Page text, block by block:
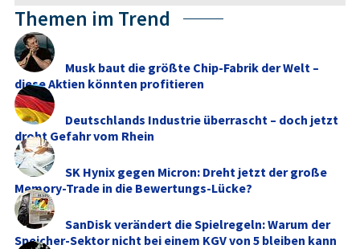
Themen im Trend
Musk baut die größte Chip-Fabrik der Welt –
diese Aktien könnten profitieren
Deutschlands Industrie überrascht – doch jetzt
droht Gefahr vom Rhein
SK Hynix gegen Micron: Dreht jetzt der große
Memory‑Trade in die Bewertungs-Lücke?
SanDisk verändert die Spielregeln: Warum der
Speicher-Sektor nicht bei einem KGV von 5 bleiben kann